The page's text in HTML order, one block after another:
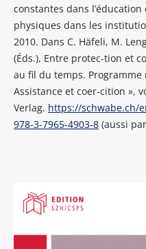
constantes dans
physiques dans les
2010. Dans C. Häfeli, M.
(Éds.), Entre protec-tion et
au fil du temps.
Assistance et coer-cition »,
Verlag. https://schwabe.ch/
978-3-7965-4903-8(aussi